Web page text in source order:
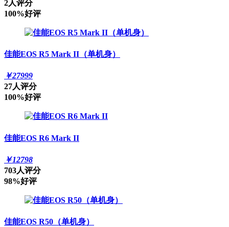
2人评分
100%好评
佳能EOS R5 Mark II（单机身）
￥27999
27人评分
100%好评
佳能EOS R6 Mark II
￥12798
703人评分
98%好评
佳能EOS R50（单机身）